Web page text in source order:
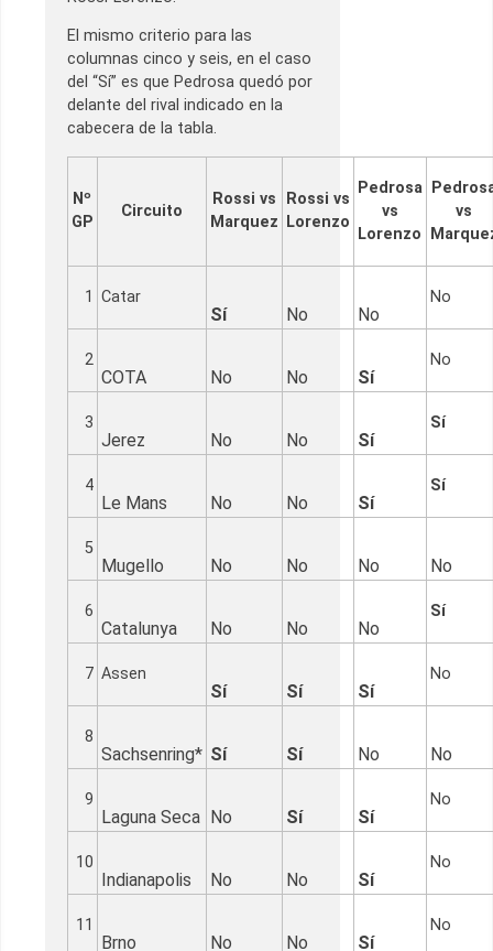
El mismo criterio para las
columnas cinco y seis, en el caso
del “Sí” es que Pedrosa quedó por
delante del rival indicado en la
cabecera de la tabla.
Nº
GP
Circuito
Rossi vs
Marquez
Rossi vs
Lorenzo
Pedrosa
vs
Lorenzo
vs
1 Catar
Sí No No
No
2
COTA No No Sí
No
3
Jerez No No Sí
Sí
4
Le Mans No No Sí
Sí
5
Mugello No No No No
6
Catalunya No No No
Sí
7 Assen
Sí Sí Sí
No
8
Sachsenring* Sí Sí No No
9
Laguna Seca No Sí Sí
No
10
Indianapolis No No Sí
No
11
Brno No No Sí
No